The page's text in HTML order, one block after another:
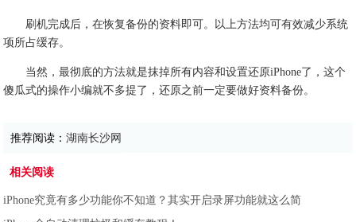
刷机完成后，在恢复备份的资料即可。以上方法均可有效减少系统
项所占缓存。
当然，最彻底的方法就是抹掉所有内容和设置还原iPhone了，这个
傻瓜式的操作小编就不多提了，还原之前一定要做好资料备份。
推荐阅读：湖南长沙网
相关阅读
iPhone究竟有多少功能你不知道？其实开启录屏功能就这么简